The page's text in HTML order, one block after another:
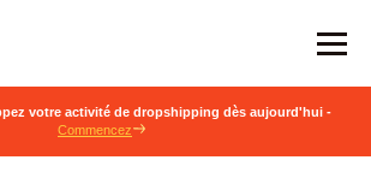
votre activité de dropshipping dès aujourd'hui -
Commencez